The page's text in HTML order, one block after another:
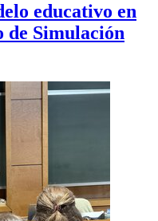
educativo en
de Simulación